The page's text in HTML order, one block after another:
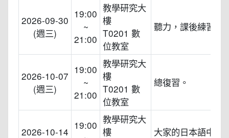
2026-09-30
(週三)
19:00
~
21:00
教學研究大
樓
T0201 數
位教室
聽力，課後練習。
2026-10-07
(週三)
19:00
~
21:00
教學研究大
樓
T0201 數
位教室
總復習。
2026-10-14
19:00 教學研究大
樓
大家的日本語中級